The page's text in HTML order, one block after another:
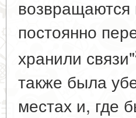
возвращаются
постоянно
хранили связи"
также была
местах и, где